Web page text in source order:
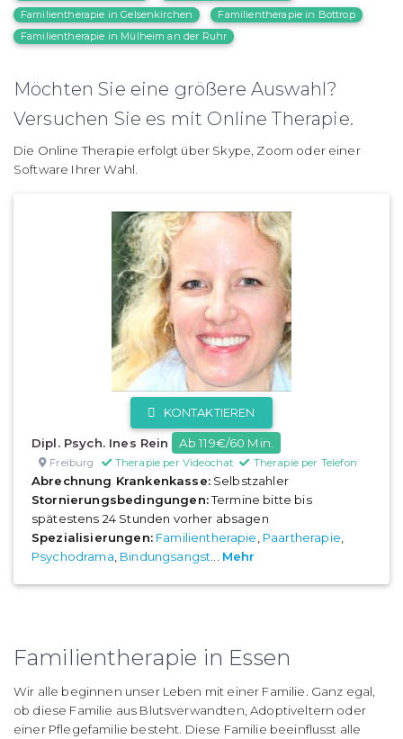
Familientherapie in Gelsenkirchen
Familientherapie in Bottrop
Familientherapie in Mülheim an der Ruhr
Möchten Sie eine größere Auswahl?
Versuchen Sie es mit Online Therapie.
Die Online Therapie erfolgt über Skype, Zoom oder einer
Software Ihrer Wahl.
KONTAKTIEREN
Dipl. Psych. Ines Rein Ab 119€/60 Min.
Freiburg Therapie per Videochat Therapie per Telefon
Abrechnung Krankenkasse:Selbstzahler
Stornierungsbedingungen:Termine bitte bis
spätestens 24 Stunden vorher absagen
Spezialisierungen: Familientherapie Paartherapie
Psychodrama Bindungsangst Mehr
Familientherapie in Essen
Wir alle beginnen unser Leben mit einer Familie. Ganz egal,
ob diese Familie aus Blutsverwandten, Adoptiveltern oder
einer Pflegefamilie besteht. Diese Familie beeinflusst alle